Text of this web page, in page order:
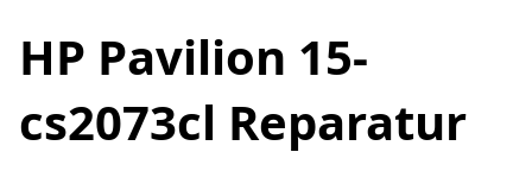
HP Pavilion 15-
cs2073cl Reparatur